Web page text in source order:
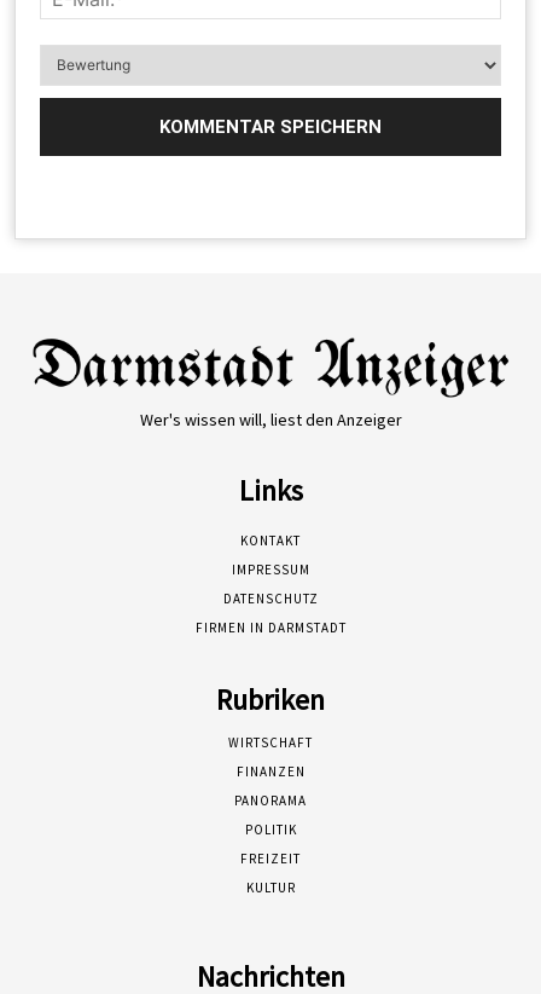
Wer's wissen will, liest den Anzeiger
Links
KONTAKT
IMPRESSUM
DATENSCHUTZ
FIRMEN IN DARMSTADT
Rubriken
WIRTSCHAFT
FINANZEN
PANORAMA
POLITIK
FREIZEIT
KULTUR
Nachrichten